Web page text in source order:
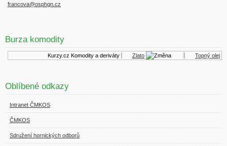
francova@osphgn.cz
Burza komodity
Kurzy.cz Komodity a deriváty Zlato Topný olej
Oblíbené odkazy
Intranet ČMKOS
ČMKOS
Sdružení hornických odborů